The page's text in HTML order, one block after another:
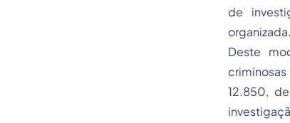
de
organizada.
Deste
12.850,